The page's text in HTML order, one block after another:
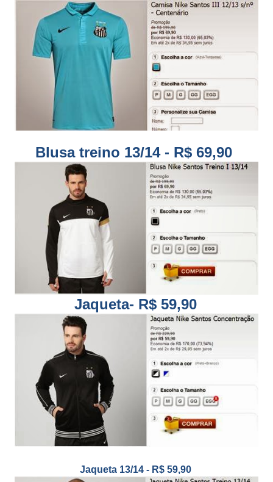
Blusa treino 13/14 - R$ 69,90
Jaqueta- R$ 59,90
Jaqueta 13/14 - R$ 59,90